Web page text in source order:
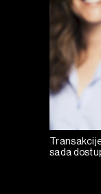
sada